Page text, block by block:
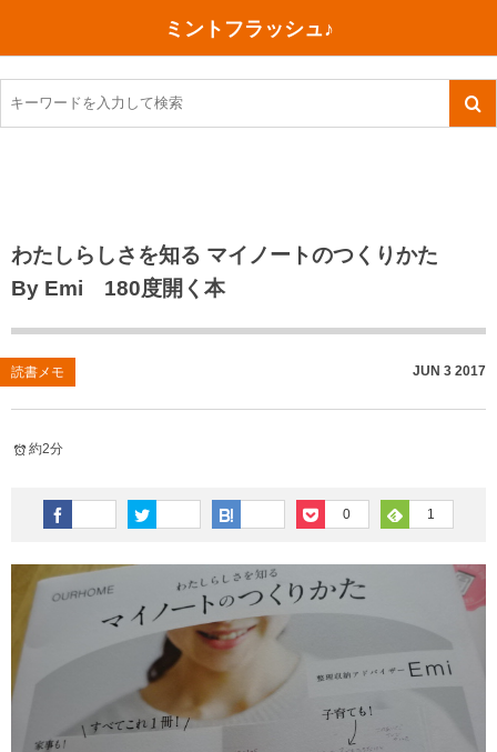
ミントフラッシュ♪
わたしらしさを知る マイノートのつくりかた
By Emi 180度開く本
読書メモ JUN 3 2017
約2分
0 1
TOEIC感想・結果
TOEIC800点への道
TOEIC（作戦・ノウハウなど）
TOEIC700点への道
英単語
その他英語関連
今日買った本
ご朱印帳めぐり
川越（埼玉県）
沖縄
神戸
行ってきたあれこれ
旅行関連あれこれ
ファスティング
コスメ
ダイエット
健康あれこれ
美容あれこれ
食べ物
今日の一枚
月、星、宇宙